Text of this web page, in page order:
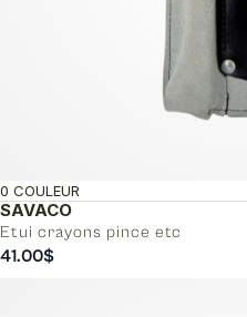
SAVACO
Etui crayons pince etc
0 COULEUR
41.00$